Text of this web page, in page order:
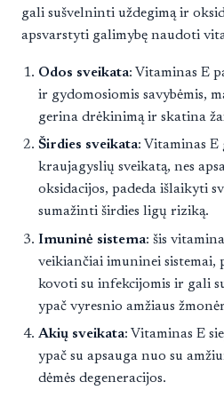
gali sušvelninti uždegimą ir
apsvarstyti galimybę naudoti
Odos sveikata: Vitaminas E
ir gydomosiomis savybėmis,
gerina drėkinimą ir skatina
Širdies sveikata: Vitaminas
kraujagyslių sveikatą, nes
oksidacijos, padeda išlaikyti
sumažinti širdies ligų riziką.
Imuninė sistema: šis
veikiančiai imuninei sistemai,
kovoti su infekcijomis ir gali
ypač vyresnio amžiaus
Akių sveikata: Vitaminas E
ypač su apsauga nuo su
dėmės degeneracijos.